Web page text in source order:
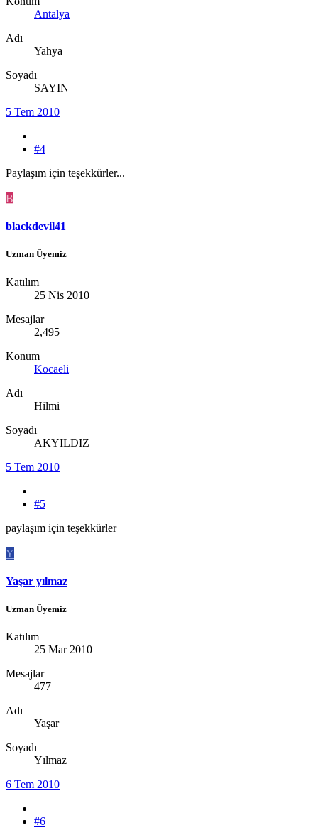
Antalya
Adı
Yahya
Soyadı
SAYIN
5 Tem 2010
#4
Paylaşım için teşekkürler...
B
blackdevil41
Uzman Üyemiz
Katılım
25 Nis 2010
Mesajlar
2,495
Konum
Kocaeli
Adı
Hilmi
Soyadı
AKYILDIZ
5 Tem 2010
#5
paylaşım için teşekkürler
Y
Yaşar yılmaz
Uzman Üyemiz
Katılım
25 Mar 2010
Mesajlar
477
Adı
Yaşar
Soyadı
Yılmaz
6 Tem 2010
#6